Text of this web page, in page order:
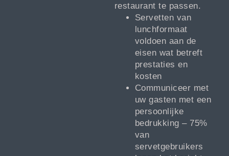
restaurant te passen.
Servetten van
lunchformaat
voldoen aan de
eisen wat betreft
prestaties en
kosten
Communiceer met
uw gasten met een
persoonlijke
bedrukking – 75%
van
servetgebruikers